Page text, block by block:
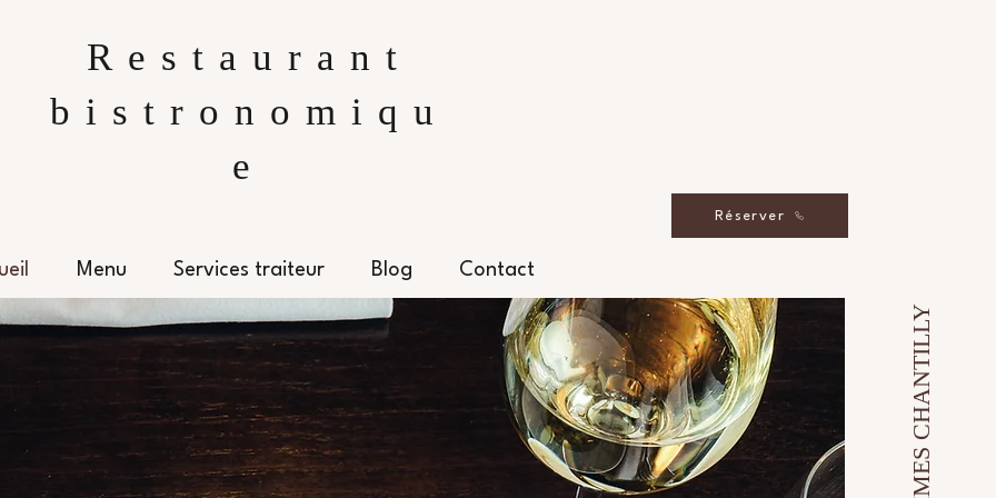
Restaurant
bistronomiqu
e
Menu Services traiteur Blog Contact
Réserver
LE TIMES CHANTILLY